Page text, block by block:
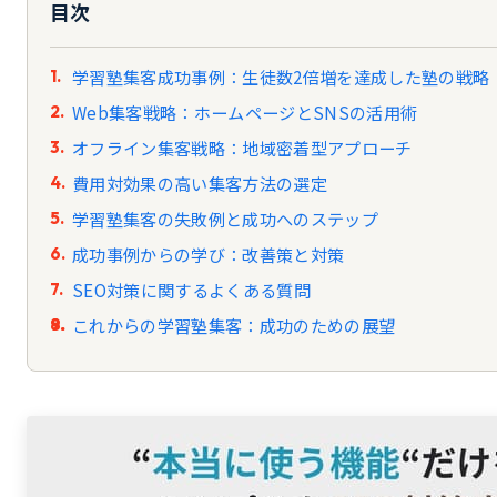
目次
学習塾集客成功事例：生徒数2倍増を達成した塾の戦略
Web集客戦略：ホームページとSNSの活用術
オフライン集客戦略：地域密着型アプローチ
費用対効果の高い集客方法の選定
学習塾集客の失敗例と成功へのステップ
成功事例からの学び：改善策と対策
SEO対策に関するよくある質問
これからの学習塾集客：成功のための展望